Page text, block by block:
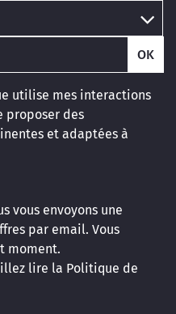
OK
utilise mes interactions
proposer des
et adaptées à
vous envoyons une
par email. Vous
moment.
lire la Politique de